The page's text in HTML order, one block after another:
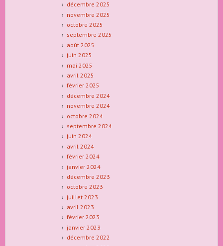
décembre 2025
novembre 2025
octobre 2025
septembre 2025
août 2025
juin 2025
mai 2025
avril 2025
février 2025
décembre 2024
novembre 2024
octobre 2024
septembre 2024
juin 2024
avril 2024
février 2024
janvier 2024
décembre 2023
octobre 2023
juillet 2023
avril 2023
février 2023
janvier 2023
décembre 2022